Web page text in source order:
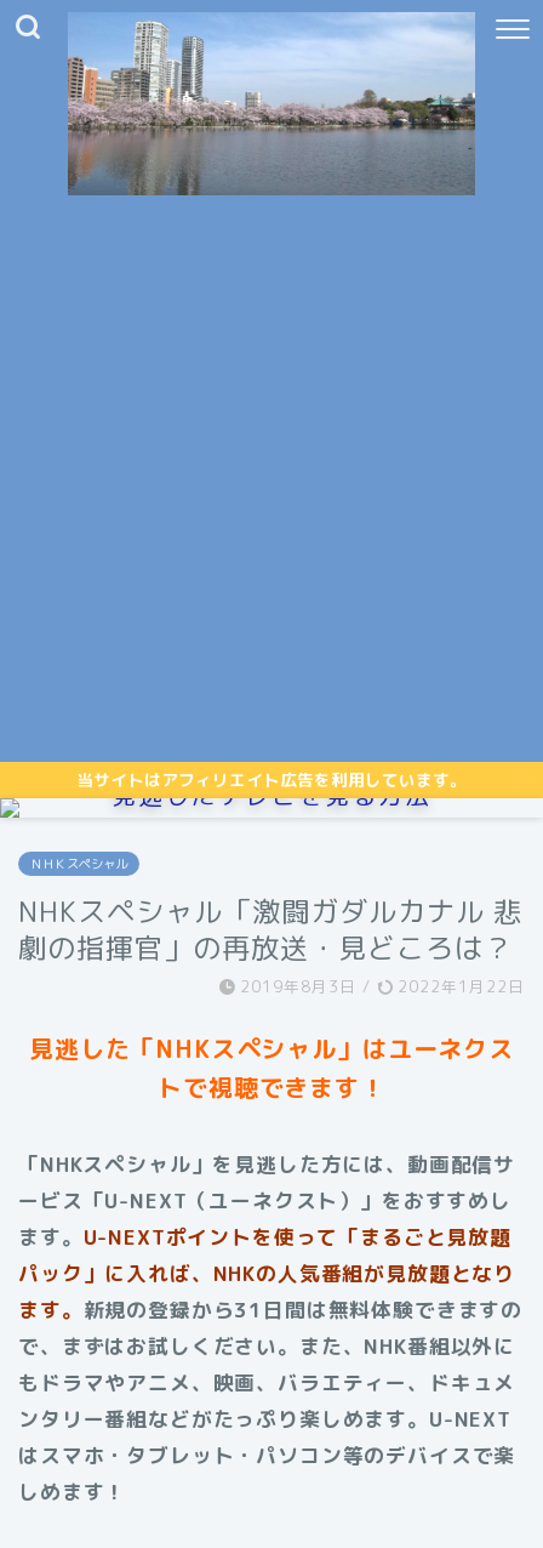
当サイトはアフィリエイト広告を利用しています。
見逃したテレビを見る方法
ＮＨＫスペシャル
NHKスペシャル「激闘ガダルカナル 悲
劇の指揮官」の再放送・見どころは？
2019年8月3日 / 2022年1月22日
見逃した「NHKスペシャル」はユーネクス
トで視聴できます！
「NHKスペシャル」を見逃した方には、動画配信サ
ービス「U-NEXT（ユーネクスト）」をおすすめし
ます。 U-NEXTポイントを使って「まるごと見放題
パック」に入れば、NHKの人気番組が見放題となり
ます。 新規の登録から31日間は無料体験できますの
で、まずはお試しください。また、NHK番組以外に
もドラマやアニメ、映画、バラエティー、ドキュメ
ンタリー番組などがたっぷり楽しめます。 U-NEXT
はスマホ・タブレット・パソコン等のデバイスで楽
しめます！